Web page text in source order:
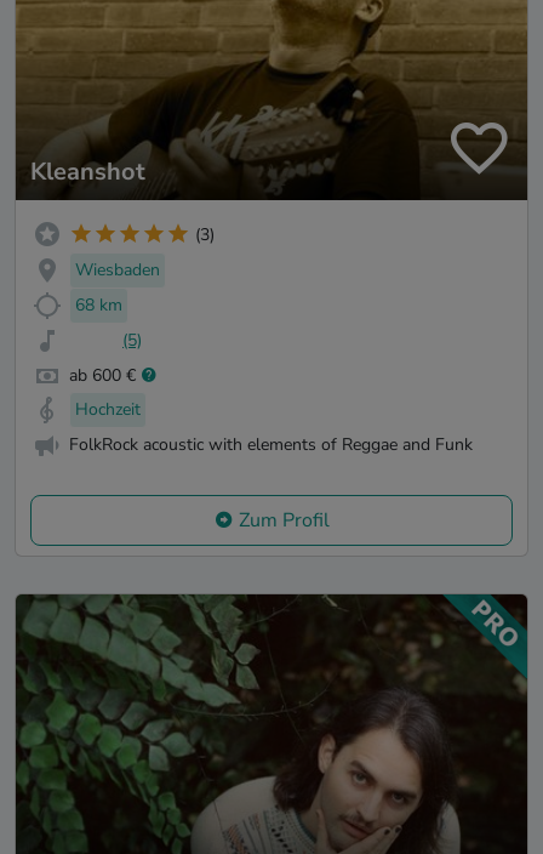
Kleanshot
(3)
Wiesbaden
68 km
(5)
ab 600 €
Hochzeit
FolkRock acoustic with elements of Reggae and Funk
Zum Profil